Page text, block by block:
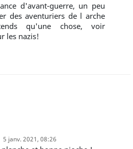
d'avant-guerre, un peu
des aventuriers de l arche
qu'une chose, voir
les nazis!
5 janv. 2021, 08:26